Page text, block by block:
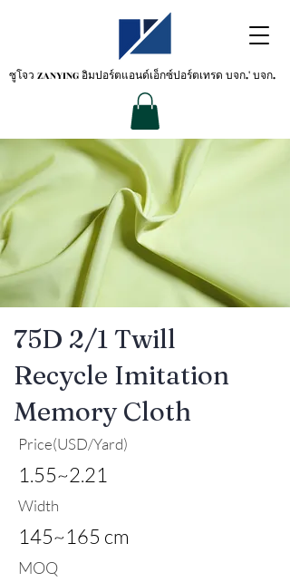
ซูโจว ZANYINGอิมปอร์ตแอนด์เอ็กซ์ปอร์ตเทรด บจก.' บจก.
75D 2/1 Twill
Recycle Imitation
Memory Cloth
Price(USD/Yard)
1.55~2.21
Width
145~165 cm
MOQ